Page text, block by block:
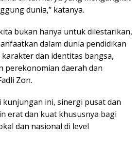
dunia,” katanya.
bukan hanya untuk dilestarikan,
dalam dunia pendidikan
dan identitas bangsa,
perekonomian daerah dan
Zon.
kunjungan ini, sinergi pusat dan
erat dan kuat khususnya bagi
dan nasional di level